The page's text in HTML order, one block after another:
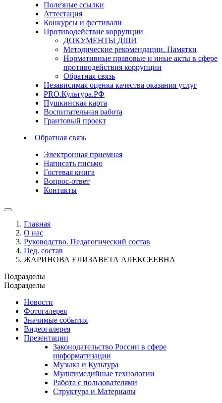
Полезные ссылки
Аттестация
Конкурсы и фестивали
Противодействие коррупции
ДОКУМЕНТЫ ДШИ
Методические рекомендации. Памятки
Нормативные правовые и иные акты в сфере
противодействия коррупции
Обратная связь
Независимая оценка качества оказания услуг
PRO.Культура.РФ
Пушкинская карта
Воспитательная работа
Грантовый проект
Обратная связь
Электронная приемная
Написать письмо
Гостевая книга
Вопрос-ответ
Контакты
Главная
О нас
Руководство. Педагогический состав
Пед. состав
ЖАРИНОВА ЕЛИЗАВЕТА АЛЕКСЕЕВНА
Подразделы
Подразделы
Новости
Фотогалерея
Значимые события
Видеогалерея
Презентации
Законодательство России в сфере
информатизации
Музыка и Культура
Мультимедийные технологии
Работа с пользователями
Структура и Материалы